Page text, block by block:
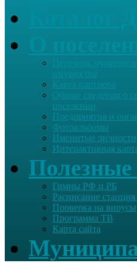
Перечень
имущества
Карта партнера
Общие сведения о
поселении
Предприятия и
Фотоальбомы
Именитые личности
Интерактивная
Гимны РФ и РБ
Расписание
Проверка на вирусы
Программа ТВ
Карта сайта